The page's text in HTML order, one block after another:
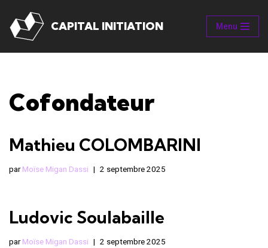
Aller
CAPITAL INITIATION Menu
Cofondateur
Mathieu COLOMBARINI
parMoïse Migan Dassi 2 septembre 2025
Ludovic Soulabaille
parMoïse Migan Dassi 2 septembre 2025